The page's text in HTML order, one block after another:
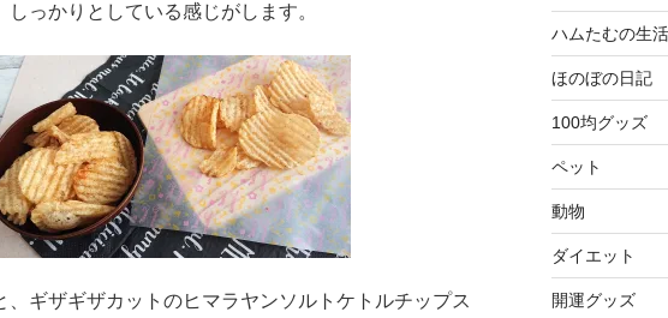
っかりとしている感じがします。
、ギザギザカットのヒマラヤンソルトケトルチップス
ハムたむの生活
ほのぼの日記
100均グッズ
ペット
動物
ダイエット
開運グッズ